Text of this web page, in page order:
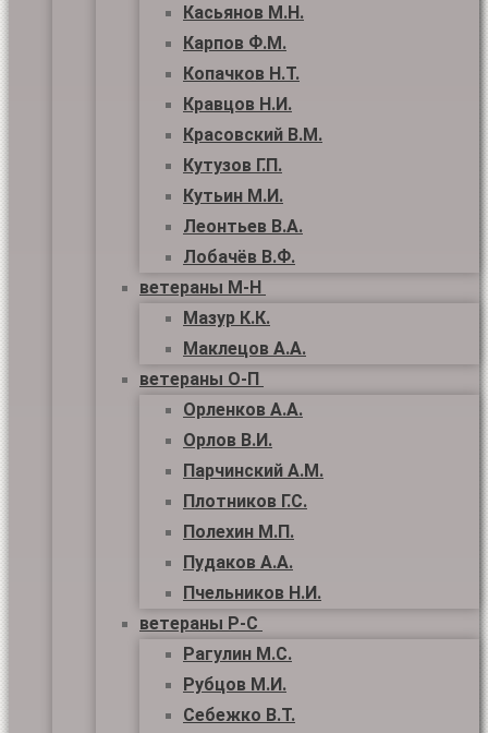
Касьянов М.Н.
Карпов Ф.М.
Копачков Н.Т.
Кравцов Н.И.
Красовский В.М.
Кутузов Г.П.
Кутьин М.И.
Леонтьев В.А.
Лобачёв В.Ф.
ветераны М-Н
Мазур К.К.
Маклецов А.А.
ветераны О-П
Орленков А.А.
Орлов В.И.
Парчинский А.М.
Плотников Г.С.
Полехин М.П.
Пудаков А.А.
Пчельников Н.И.
ветераны Р-С
Рагулин М.С.
Рубцов М.И.
Себежко В.Т.